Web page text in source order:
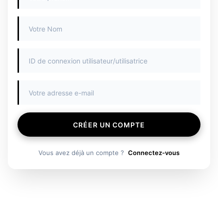
CRÉER UN COMPTE
Vous avez déjà un compte ? Connectez-vous